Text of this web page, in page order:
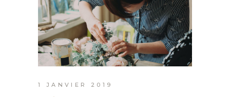
1 JANVIER 2019